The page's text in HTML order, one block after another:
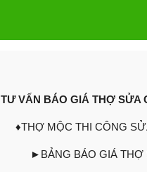
TƯ VẤN BÁO GIÁ THỢ SỬA
♦THỢ MỘC THI CÔNG
►BẢNG BÁO GIÁ THỢ